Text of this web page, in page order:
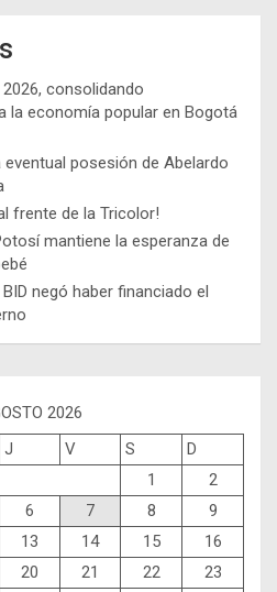
consolidando
la economía popular en Bogotá
posesión de Abelardo
frente de la Tricolor!
mantiene la esperanza de
negó haber financiado el
2026
J V S
D
1
2
6 7 8
9
13 14 15
16
20 21 22
23